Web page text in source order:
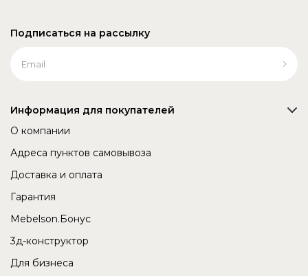
Подписаться на рассылку
Информация для покупателей
О компании
Адреса пунктов самовывоза
Доставка и оплата
Гарантия
Mebelson.Бонус
3д-конструктор
Для бизнеса